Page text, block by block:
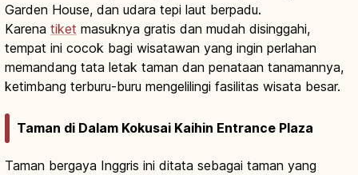
Garden House, dan udara tepi laut berpadu.
Karena tiket masuknya gratis dan mudah disinggahi,
tempat ini cocok bagi wisatawan yang ingin perlahan
memandang tata letak taman dan penataan tanamannya,
ketimbang terburu-buru mengelilingi fasilitas wisata besar.
Taman di Dalam Kokusai Kaihin Entrance Plaza
Taman bergaya Inggris ini ditata sebagai taman yang